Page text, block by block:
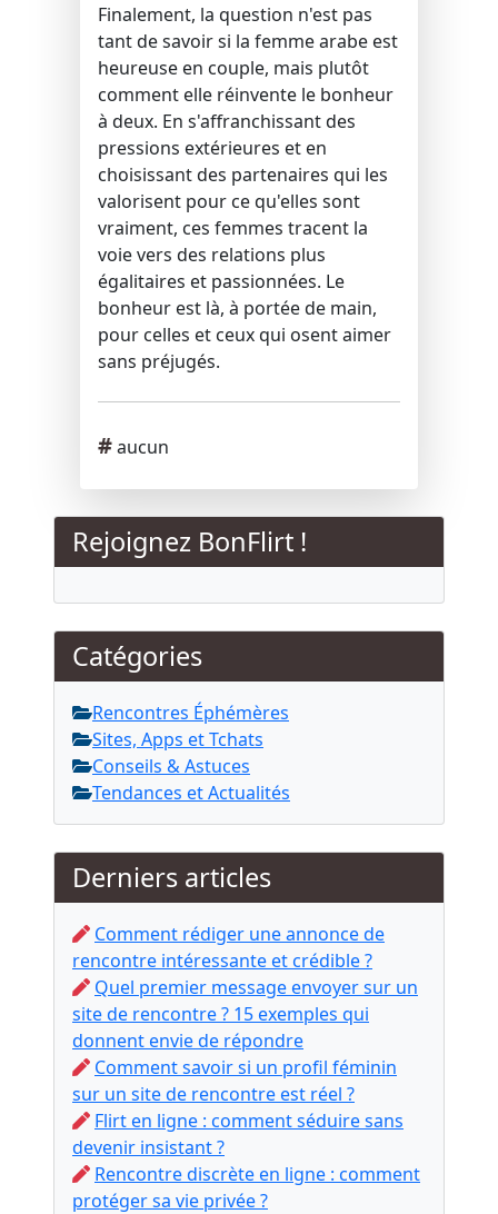
Finalement, la question n'est pas
tant de savoir si la femme arabe est
heureuse en couple, mais plutôt
comment elle réinvente le bonheur
à deux. En s'affranchissant des
pressions extérieures et en
choisissant des partenaires qui les
valorisent pour ce qu'elles sont
vraiment, ces femmes tracent la
voie vers des relations plus
égalitaires et passionnées. Le
bonheur est là, à portée de main,
pour celles et ceux qui osent aimer
sans préjugés.​
Mots clés
#aucun
Rejoignez BonFlirt !
Catégories
Rencontres Éphémères
Sites, Apps et Tchats
Conseils & Astuces
Tendances et Actualités
Derniers articles
Comment rédiger une annonce de
rencontre intéressante et crédible ?
Quel premier message envoyer sur un
site de rencontre ? 15 exemples qui
donnent envie de répondre
Comment savoir si un profil féminin
sur un site de rencontre est réel ?
Flirt en ligne : comment séduire sans
devenir insistant ?
Rencontre discrète en ligne : comment
protéger sa vie privée ?